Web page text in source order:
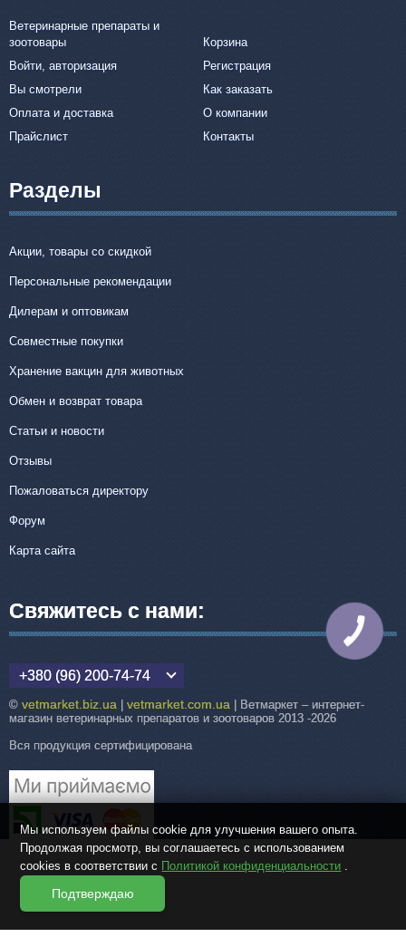
Ветеринарные препараты и
зоотовары
Корзина
Войти, авторизация
Регистрация
Вы смотрели
Как заказать
Оплата и доставка
О компании
Прайслист
Контакты
Разделы
Акции, товары со скидкой
Персональные рекомендации
Дилерам и оптовикам
Совместные покупки
Хранение вакцин для животных
Обмен и возврат товара
Статьи и новости
Отзывы
Пожаловаться директору
Форум
Карта сайта
Свяжитесь с нами:
+380 (96) 200-74-74
© vetmarket.biz.ua vetmarket.com.ua | Ветмаркет – интернет-
магазин ветеринарных препаратов и зоотоваров 2013 -2026
Вся продукция сертифицирована
Мы используем файлы cookie для улучшения вашего опыта.
Продолжая просмотр, вы соглашаетесь с использованием
cookies в соответствии с Политикой конфиденциальности .
Подтверждаю
КНОПКА
СВЯЗИ